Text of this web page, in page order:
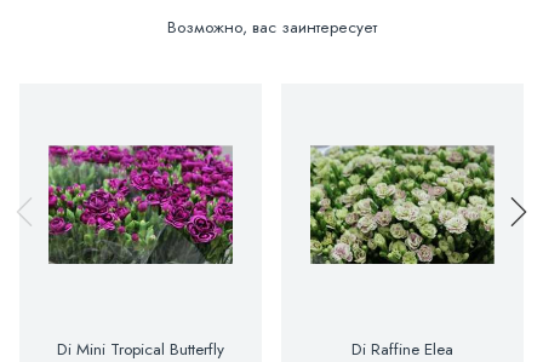
Возможно, вас заинтересует
Di Mini Tropical Butterfly Di Raffine Elea